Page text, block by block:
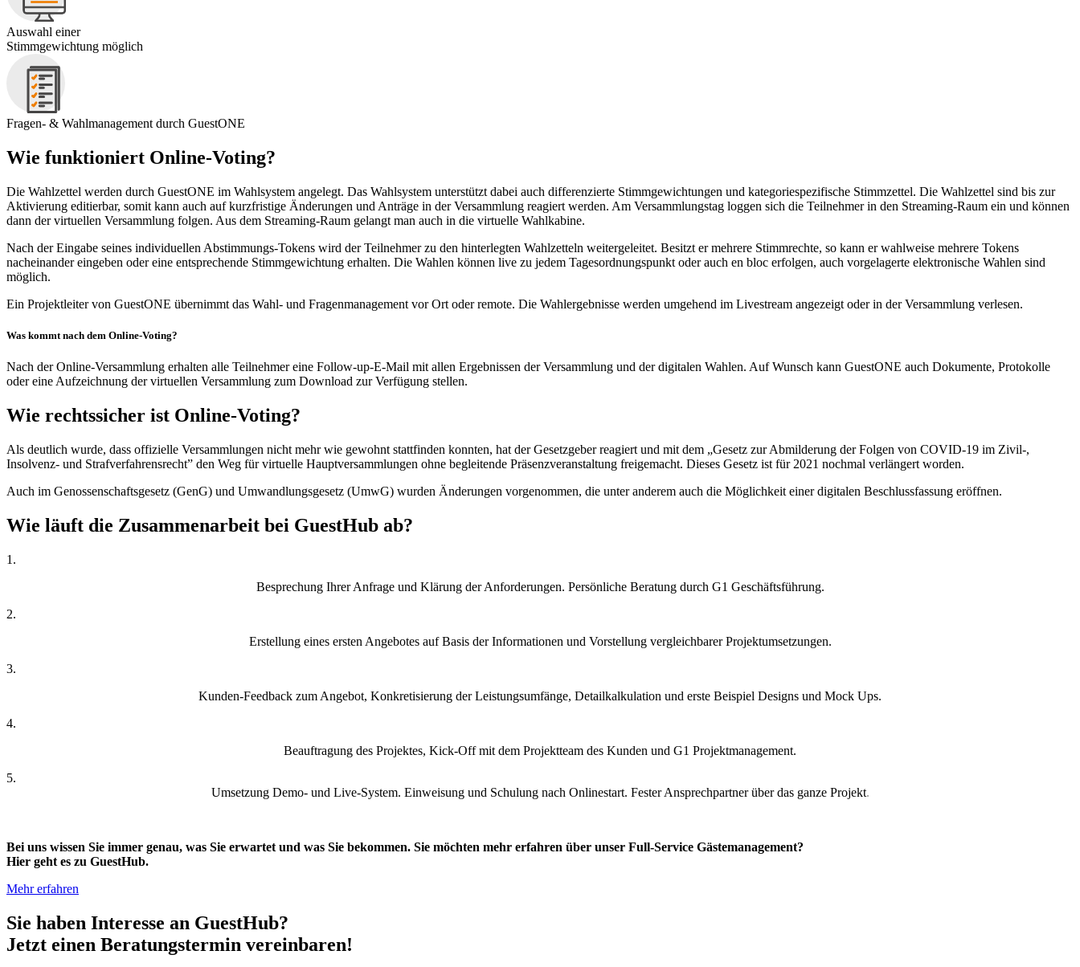
Auswahl einer
Stimmgewichtung möglich
Fragen- & Wahlmanagement durch GuestONE
Wie funktioniert Online-Voting?
Die Wahlzettel werden durch GuestONE im Wahlsystem angelegt. Das Wahlsystem unterstützt dabei auch differenzierte Stimmgewichtungen und kategoriespezifische Stimmzettel. Die Wahlzettel sind bis zur
Aktivierung editierbar, somit kann auch auf kurzfristige Änderungen und Anträge in der Versammlung reagiert werden. Am Versammlungstag loggen sich die Teilnehmer in den Streaming-Raum ein und können
dann der virtuellen Versammlung folgen. Aus dem Streaming-Raum gelangt man auch in die virtuelle Wahlkabine.
Nach der Eingabe seines individuellen Abstimmungs-Tokens wird der Teilnehmer zu den hinterlegten Wahlzetteln weitergeleitet. Besitzt er mehrere Stimmrechte, so kann er wahlweise mehrere Tokens
nacheinander eingeben oder eine entsprechende Stimmgewichtung erhalten. Die Wahlen können live zu jedem Tagesordnungspunkt oder auch en bloc erfolgen, auch vorgelagerte elektronische Wahlen sind
möglich.
Ein Projektleiter von GuestONE übernimmt das Wahl- und Fragenmanagement vor Ort oder remote. Die Wahlergebnisse werden umgehend im Livestream angezeigt oder in der Versammlung verlesen.
Was kommt nach dem Online-Voting?
Nach der Online-Versammlung erhalten alle Teilnehmer eine Follow-up-E-Mail mit allen Ergebnissen der Versammlung und der digitalen Wahlen. Auf Wunsch kann GuestONE auch Dokumente, Protokolle
oder eine Aufzeichnung der virtuellen Versammlung zum Download zur Verfügung stellen.
Wie rechtssicher ist Online-Voting?
Als deutlich wurde, dass offizielle Versammlungen nicht mehr wie gewohnt stattfinden konnten, hat der Gesetzgeber reagiert und mit dem „Gesetz zur Abmilderung der Folgen von COVID-19 im Zivil-,
Insolvenz- und Strafverfahrensrecht” den Weg für virtuelle Hauptversammlungen ohne begleitende Präsenzveranstaltung freigemacht. Dieses Gesetz ist für 2021 nochmal verlängert worden.
Auch im Genossenschaftsgesetz (GenG) und Umwandlungsgesetz (UmwG) wurden Änderungen vorgenommen, die unter anderem auch die Möglichkeit einer digitalen Beschlussfassung eröffnen.
Wie läuft die Zusammenarbeit bei GuestHub ab?
1.
Besprechung Ihrer Anfrage und Klärung der Anforderungen. Persönliche Beratung durch G1 Geschäftsführung.
2.
Erstellung eines ersten Angebotes auf Basis der Informationen und Vorstellung vergleichbarer Projektumsetzungen.
3.
Kunden-Feedback zum Angebot, Konkretisierung der Leistungsumfänge, Detailkalkulation und erste Beispiel Designs und Mock Ups.
4.
Beauftragung des Projektes, Kick-Off mit dem Projektteam des Kunden und G1 Projektmanagement.
5.
Umsetzung Demo- und Live-System. Einweisung und Schulung nach Onlinestart. Fester Ansprechpartner über das ganze Projekt.
Bei uns wissen Sie immer genau, was Sie erwartet und was Sie bekommen. Sie möchten mehr erfahren über unser Full-Service Gästemanagement?
Hier geht es zu GuestHub.
Mehr erfahren
Sie haben Interesse an GuestHub?
Jetzt einen Beratungstermin vereinbaren!